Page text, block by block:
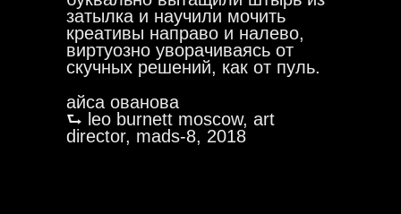
затылка и научили мочить
креативы направо и налево,
виртуозно уворачиваясь от
скучных решений, как от пуль.
айса ованова
⮑ leo burnett moscow, art
director, mads-8, 2018